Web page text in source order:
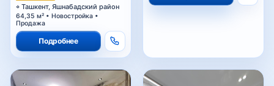
Ташкент, Яшнабадский район
64,35 м² • Новостройка •
Продажа
Подробнее